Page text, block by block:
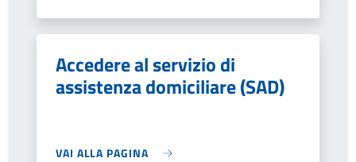
Accedere al servizio di
assistenza domiciliare (SAD)
VAI ALLA PAGINA